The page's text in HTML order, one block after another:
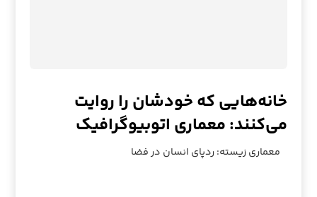
خانه‌هایی که خودشان را روایت
می‌کنند: معماری اتوبیوگرافیک
معماری زیسته: ردپای انسان در فضا